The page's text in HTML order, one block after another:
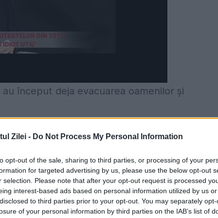
Zilei - Do Not Process My Personal Information
opt-out of the sale, sharing to third parties, or processing of your
for targeted advertising by us, please use the below opt-out
selection. Please note that after your opt-out request is processed
interest-based ads based on personal information utilized by us
to third parties prior to your opt-out. You may separately
of your personal information by third parties on the IAB’s list of
început deja evacuarea oamenilor și
ca să evacuăm apă. Colegii meu sunt pe
multe autospeciale. Intervin 48 de pompieri,
angajați de la Apele Române și
e convocat Comandamentul pentru Situații
să plece în zonele cel mai grav